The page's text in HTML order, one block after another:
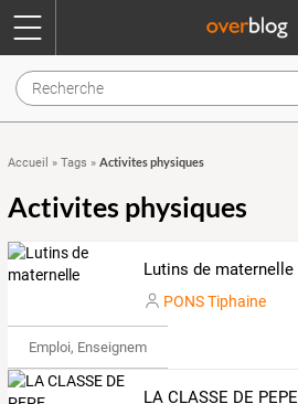
Accueil » Tags » Activites physiques
Activites physiques
Lutins de maternelle
PONS Tiphaine
Emploi, Enseignement & Etudes
LA CLASSE DE PEPE